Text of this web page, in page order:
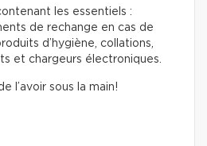
les essentiels :
de rechange en cas de
d’hygiène, collations,
et chargeurs électroniques.
l’avoir sous la main!